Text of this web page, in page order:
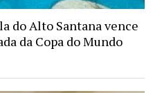
do Alto Santana vence
da Copa do Mundo